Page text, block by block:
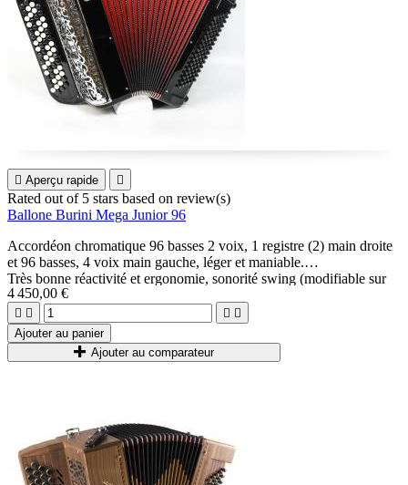
 Aperçu rapide 
Rated out of 5 stars based on review(s)
Ballone Burini Mega Junior 96
Accordéon chromatique 96 basses 2 voix, 1 registre (2) main droite
et 96 basses, 4 voix main gauche, léger et maniable.
Très bonne réactivité et ergonomie, sonorité swing (modifiable sur
demande).
1 modèle en stock, Couleur Noir brillant.
Sur commande, autres couleurs disponibles.
4 450,00 €
   
Ajouter au panier
Ajouter au comparateur